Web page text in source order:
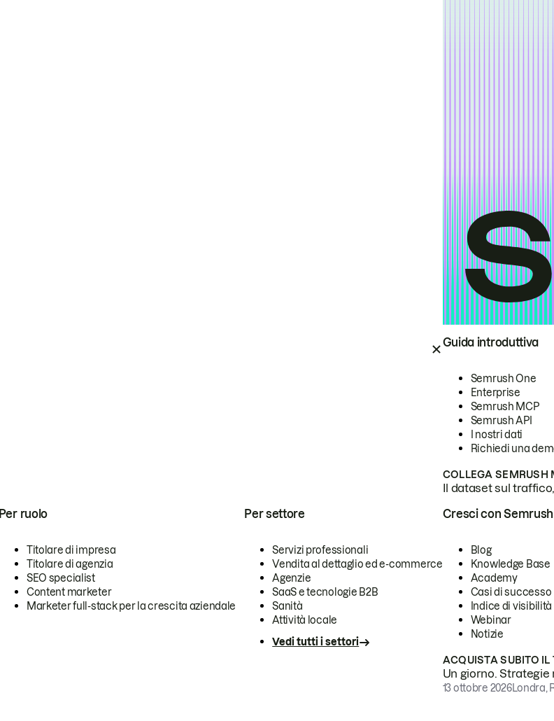
Guida introduttiva
Semrush One
Enterprise
Semrush MCP
Semrush API
I nostri dati
Richiedi una
COLLEGA SEMRUSH
Il dataset sul
Per ruolo
Titolare di impresa
Titolare di agenzia
SEO specialist
Content marketer
Marketer full-stack per la crescita aziendale
Per settore
Servizi professionali
Vendita al dettaglio ed e-commerce
Agenzie
SaaS e tecnologie B2B
Sanità
Attività locale
Vedi tutti i settori
Cresci con Semrush
Blog
Knowledge Base
Academy
Casi di successo
Indice di visibilità
Webinar
Notizie
ACQUISTA SUBITO IL
Un giorno.
13 ottobre 2026Londra,